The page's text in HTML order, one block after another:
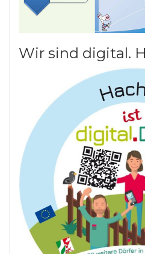
Wir sind digital.